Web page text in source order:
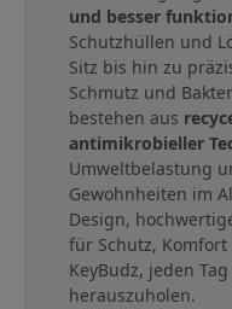
und besser
Schutzhüllen und
Sitz bis hin zu
Schmutz und
bestehen aus
antimikrobieller
Umweltbelastung
Gewohnheiten im
Design,
für Schutz,
KeyBudz, jeden
herauszuholen.